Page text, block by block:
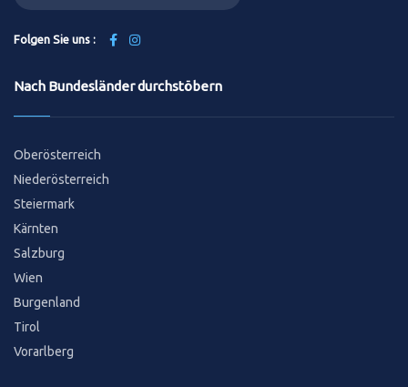
Folgen Sie uns :
Nach Bundesländer durchstöbern
Oberösterreich
Niederösterreich
Steiermark
Kärnten
Salzburg
Wien
Burgenland
Tirol
Vorarlberg